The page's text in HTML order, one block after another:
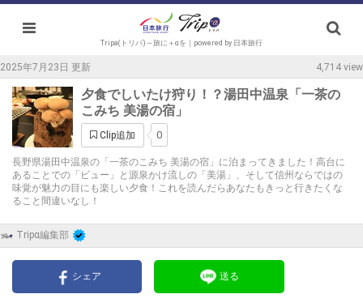
Tripa(トリパ)～旅に＋αを｜powered by 日本旅行
2025年7月23日 更新 4,714 view
夕食でしいたけ狩り！？湯田中温泉「一茶の
こみち 美湯の宿」
Clip追加 0
長野県湯田中温泉の「一茶のこみち 美湯の宿」に泊まってきました！高台に
あることでの「ビュー」と源泉かけ流しの「美湯」、そして信州ならではの
味覚が魅力の目にも楽しい夕食！これを読んだらあなたもきっと行きたくな
ること間違いなし！
Tripα編集部
シェア 送る